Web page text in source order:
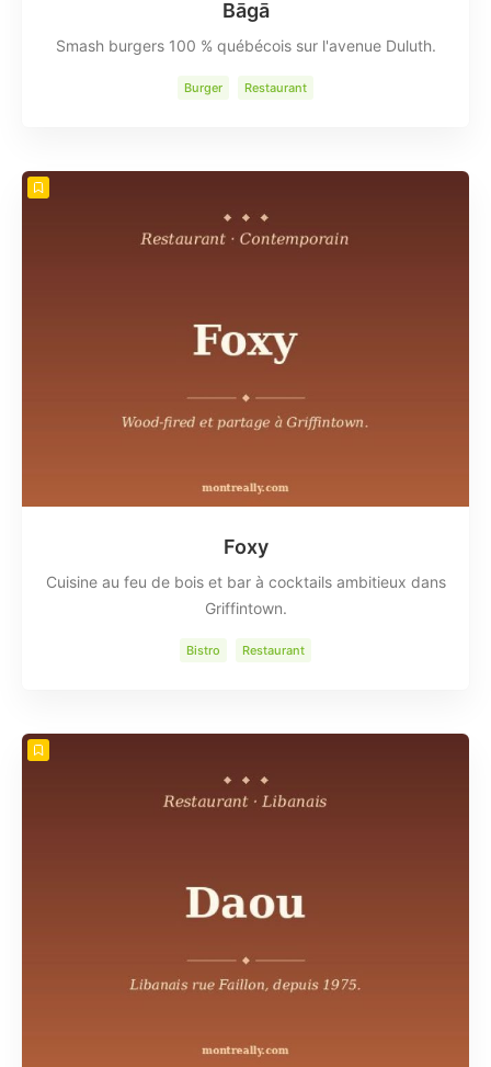
Bāgā
Smash burgers 100 % québécois sur l'avenue Duluth.
Burger Restaurant
Foxy
Cuisine au feu de bois et bar à cocktails ambitieux dans
Griffintown.
Bistro Restaurant